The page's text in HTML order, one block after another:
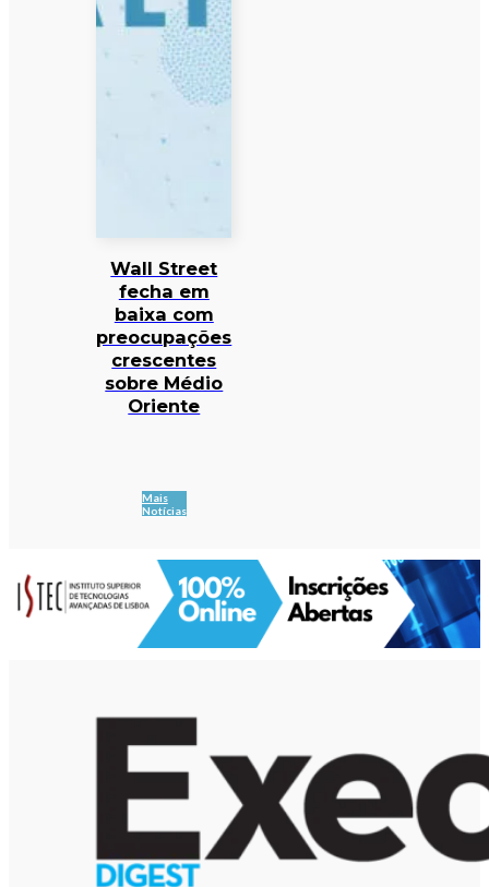
Wall Street
fecha em
baixa com
preocupações
crescentes
sobre Médio
Oriente
Mais
Notícias